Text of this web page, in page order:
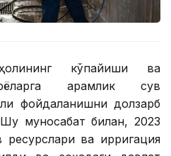
кўпайиши ва
қарамлик сув
фойдаланишни долзарб
муносабат билан, 2023
ва ирригация